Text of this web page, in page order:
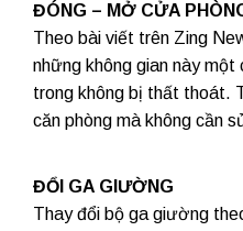
ĐÓNG – MỞ CỬA
Theo bài viết trên Zing
những không gian này
trong không bị thất thoát.
căn phòng mà không cần
ĐỔI GA GIƯỜNG
Thay đổi bộ ga giường